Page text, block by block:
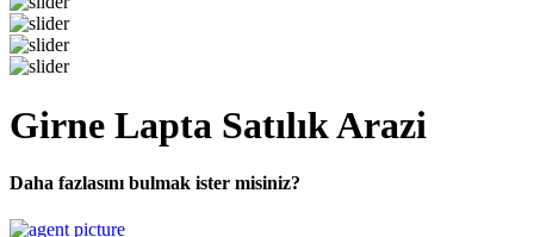
Girne Lapta Satılık Arazi
Daha fazlasını bulmak ister misiniz?